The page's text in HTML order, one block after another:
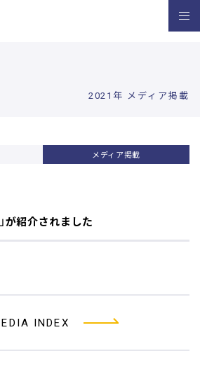
2021年 メディア掲載
メディア掲載
が紹介されました
INDEX